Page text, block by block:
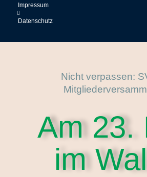
Impressum
Datenschutz
Nicht verpassen:
Am 23.
im